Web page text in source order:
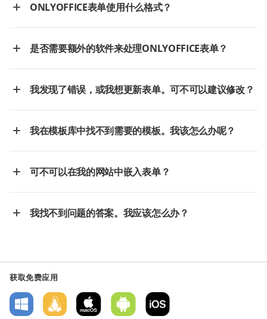
ONLYOFFICE表单使用什么格式？
是否需要额外的软件来处理ONLYOFFICE表单？
我发现了错误，或我想更新表单。可不可以建议修改？
我在模板库中找不到需要的模板。我该怎么办呢？
可不可以在我的网站中嵌入表单？
我找不到问题的答案。我应该怎么办？
获取免费应用